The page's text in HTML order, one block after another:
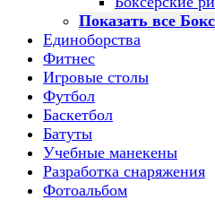
Показать все Бокс
Единоборства
Фитнес
Игровые столы
Футбол
Баскетбол
Батуты
Учебные манекены
Разработка снаряжения
Фотоальбом